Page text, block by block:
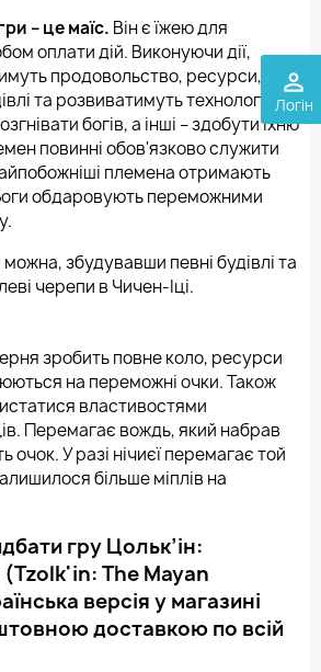
perm_identity
Логін
– це маїс. Він є їжею для
оплати дій. Виконуючи дії,
продовольство, ресурси,
та розвиватимуть технології.
богів, а інші – здобути їхню
повинні обов'язково служити
племена отримають
обдаровують переможними
збудувавши певні будівлі та
черепи в Чичен-Іці.
зробить повне коло, ресурси
на переможні очки. Також
властивостями
Перемагає вождь, який набрав
очок. У разі нічиєї перемагає той
більше міплів на
гру Цольк’ін:
The Mayan
версія у магазині
доставкою по всій